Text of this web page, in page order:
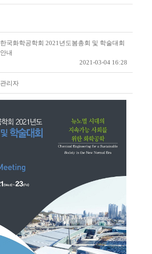
한국화학공학회 2021년도봄총회 및 학술대회
안내
2021-03-04 16:28
관리자